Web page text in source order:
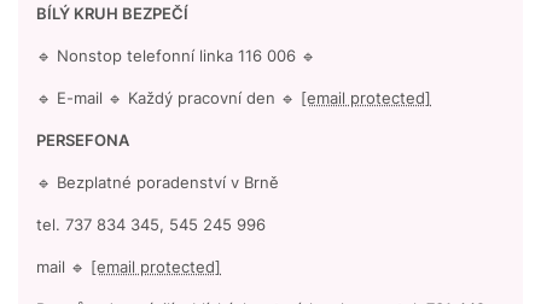
BÍLÝ KRUH BEZPEČÍ
🔹 Nonstop telefonní linka 116 006 🔹
🔹 E-mail 🔹 Každý pracovní den 🔹 [email protected]
PERSEFONA
🔹 Bezplatné poradenství v Brně
tel. 737 834 345, 545 245 996
mail 🔹 [email protected]